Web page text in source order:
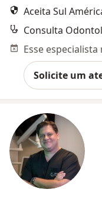
Aceita Sul
Consulta
Solicite um